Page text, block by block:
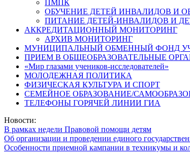
ПМПК
ОБУЧЕНИЕ ДЕТЕЙ ИНВАЛИДОВ И
ПИТАНИЕ ДЕТЕЙ-ИНВАЛИДОВ И
АККРЕДИТАЦИОННЫЙ МОНИТОРИНГ
АРХИВ МОНИТОРИНГ
МУНИЦИПАЛЬНЫЙ ОБМЕННЫЙ ФОНД
ПРИЕМ В ОБЩЕОБРАЗОВАТЕЛЬНЫЕ
«Мир глазами учеников-исследователей»
МОЛОДЕЖНАЯ ПОЛИТИКА
ФИЗИЧЕСКАЯ КУЛЬТУРА И СПОРТ
СЕМЕЙНОЕ ОБРАЗОВАНИЕ/
ТЕЛЕФОНЫ ГОРЯЧЕЙ ЛИНИИ ГИА
Новости:
В рамках недели Правовой помощи детям
Об организации и проведении единого
Особенности приемной кампании в техникумы и